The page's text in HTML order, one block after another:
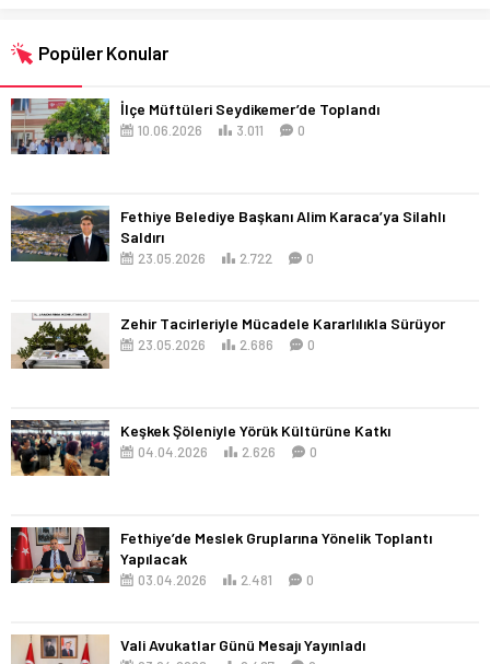
Popüler Konular
İlçe Müftüleri Seydikemer’de Toplandı
10.06.2026 3.011 0
Fethiye Belediye Başkanı Alim Karaca’ya Silahlı
Saldırı
23.05.2026 2.722 0
Zehir Tacirleriyle Mücadele Kararlılıkla Sürüyor
23.05.2026 2.686 0
Keşkek Şöleniyle Yörük Kültürüne Katkı
04.04.2026 2.626 0
Fethiye’de Meslek Gruplarına Yönelik Toplantı
Yapılacak
03.04.2026 2.481 0
Vali Avukatlar Günü Mesajı Yayınladı